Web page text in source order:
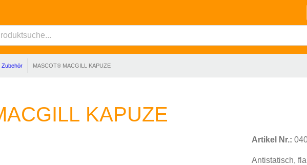
Zubehör MASCOT® MACGILL KAPUZE
KAPUZE
Artikel Nr.:
Antistatisch,